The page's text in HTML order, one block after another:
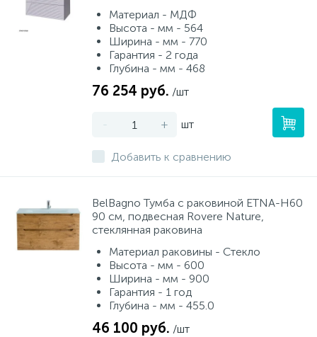
Материал - МДФ
Высота - мм - 564
Ширина - мм - 770
Гарантия - 2 года
Глубина - мм - 468
76 254 руб. /шт
- + шт
Добавить к сравнению
BelBagno Тумба с раковиной ETNA-H60
90 см, подвесная Rovere Nature,
стеклянная раковина
Материал раковины - Стекло
Высота - мм - 600
Ширина - мм - 900
Гарантия - 1 год
Глубина - мм - 455.0
46 100 руб. /шт